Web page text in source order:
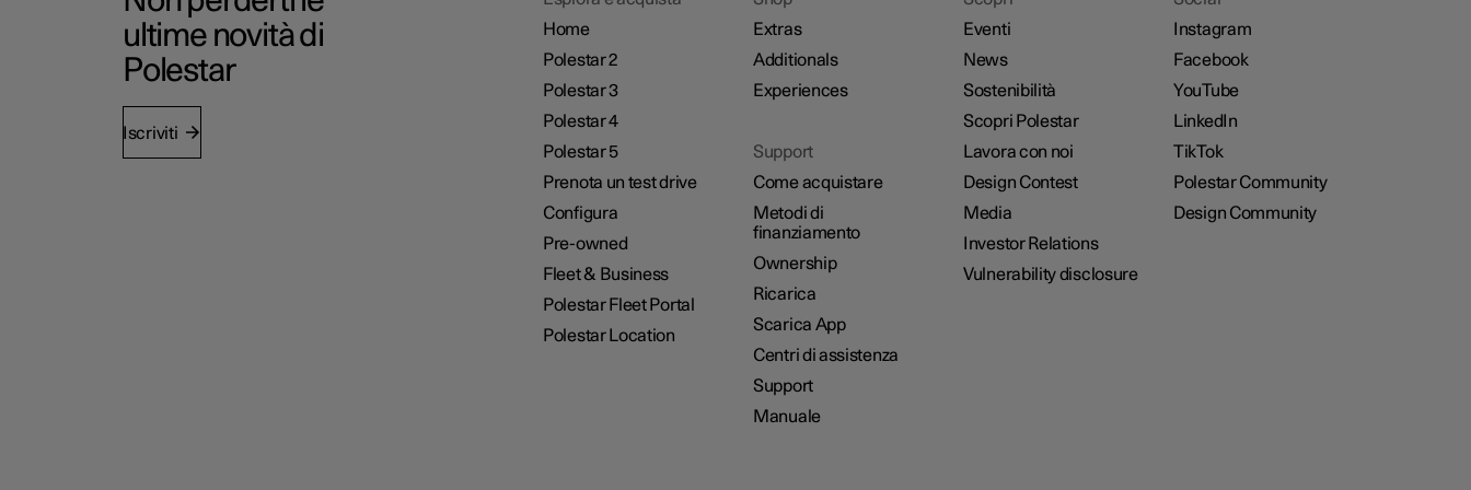
ultime novità di
Polestar
Iscriviti
Home
Polestar 2
Polestar 3
Polestar 4
Polestar 5
Prenota un test drive
Configura
Pre-owned
Fleet & Business
Polestar Fleet Portal
Polestar Location
Extras
Additionals
Experiences
Support
Come acquistare
Metodi di
finanziamento
Ownership
Ricarica
Scarica App
Centri di assistenza
Support
Manuale
Eventi
News
Sostenibilità
Scopri Polestar
Lavora con noi
Design Contest
Media
Investor Relations
Vulnerability disclosure
Instagram
Facebook
YouTube
LinkedIn
TikTok
Polestar Community
Design Community